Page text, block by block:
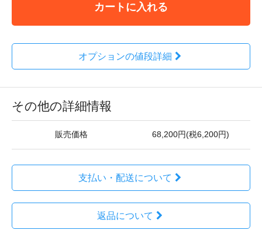
カートに入れる
オプションの値段詳細
その他の詳細情報
販売価格 68,200円(税6,200円)
支払い・配送について
返品について